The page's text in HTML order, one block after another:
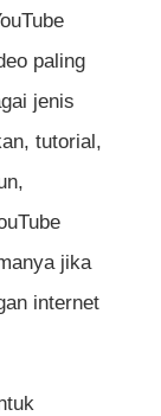
paling
jenis
tutorial,
jika
internet